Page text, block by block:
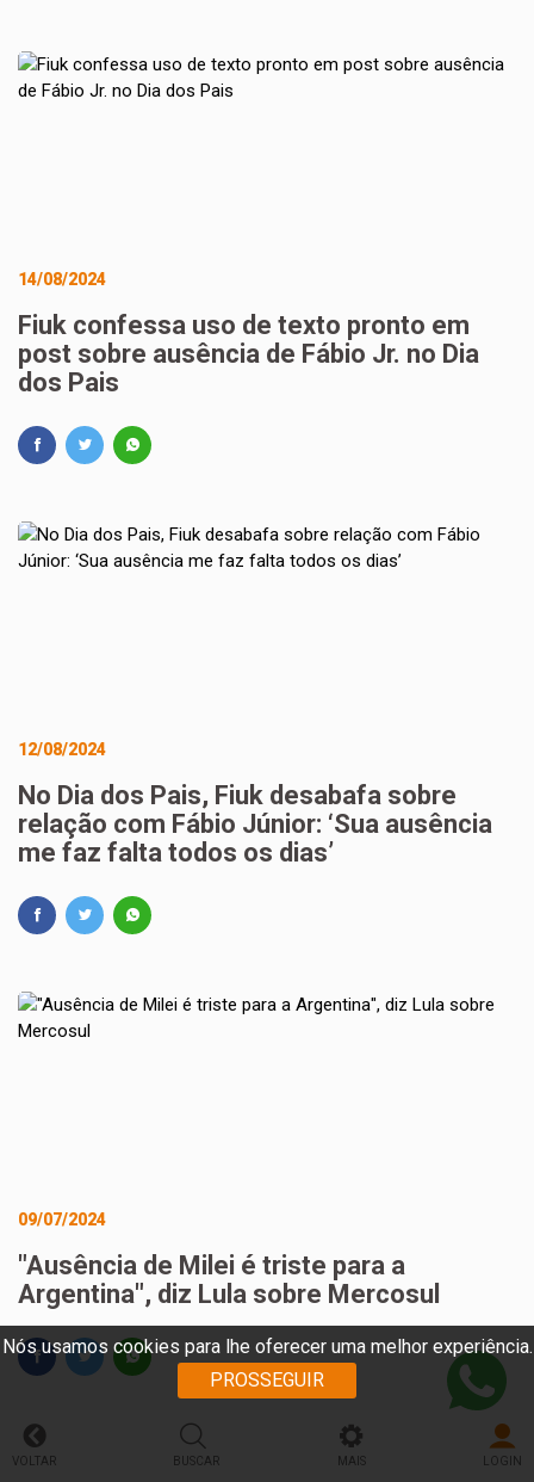
Nós usamos cookies para lhe oferecer uma melhor experiência.
PROSSEGUIR
14/08/2024
Fiuk confessa uso de texto pronto em
post sobre ausência de Fábio Jr. no Dia
dos Pais
12/08/2024
No Dia dos Pais, Fiuk desabafa sobre
relação com Fábio Júnior: ‘Sua ausência
me faz falta todos os dias’
09/07/2024
"Ausência de Milei é triste para a
Argentina", diz Lula sobre Mercosul
VOLTAR BUSCAR MAIS LOGIN